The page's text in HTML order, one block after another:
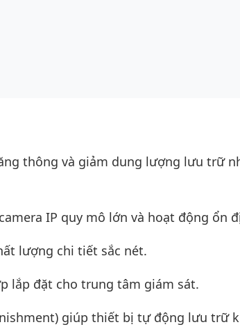
thông và giảm dung lượng lưu trữ
IP quy mô lớn và hoạt động ổn
lượng chi tiết sắc nét.
lắp đặt cho trung tâm giám sát.
giúp thiết bị tự động lưu trữ